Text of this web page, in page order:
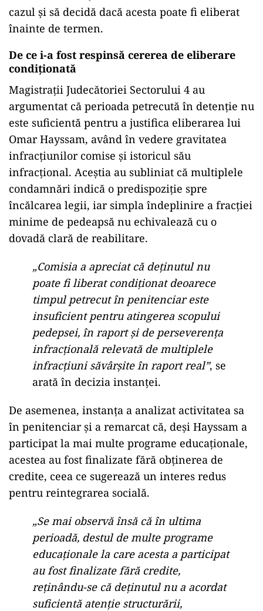
cazul și să decidă dacă acesta poate fi eliberat
înainte de termen.
De ce i-a fost respinsă cererea de eliberare
condiționată
Magistrații Judecătoriei Sectorului 4 au
argumentat că perioada petrecută în detenție nu
este suficientă pentru a justifica eliberarea lui
Omar Hayssam, având în vedere gravitatea
infracțiunilor comise și istoricul său
infracțional. Aceștia au subliniat că multiplele
condamnări indică o predispoziție spre
încălcarea legii, iar simpla îndeplinire a fracției
minime de pedeapsă nu echivalează cu o
dovadă clară de reabilitare.
„Comisia a apreciat că deţinutul nu
poate fi liberat condiţionat deoarece
timpul petrecut în penitenciar este
insuficient pentru atingerea scopului
pedepsei, în raport și de perseverența
infracțională relevată de multiplele
infracțiuni săvârșite în raport real”, se
arată în decizia instanței.
De asemenea, instanța a analizat activitatea sa
în penitenciar și a remarcat că, deși Hayssam a
participat la mai multe programe educaționale,
acestea au fost finalizate fără obținerea de
credite, ceea ce sugerează un interes redus
pentru reintegrarea socială.
„Se mai observă însă că în ultima
perioadă, destul de multe programe
educaționale la care acesta a participat
au fost finalizate fără credite,
reținându-se că deținutul nu a acordat
suficientă atenție structurării,